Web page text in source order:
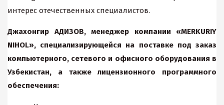
интерес отечественных специалистов.
Джахонгир АДИЗОВ, менеджер компании «MERKURIY
NIHOL», специализирующейся на поставке под заказ
компьютерного, сетевого и офисного оборудования в
Узбекистан, а также лицензионного программного
обеспечения: